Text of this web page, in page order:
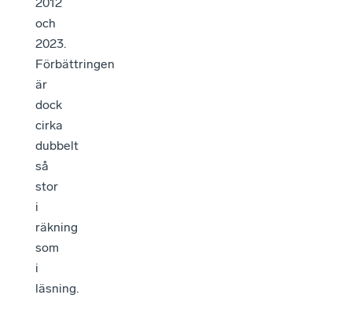
2012
och
2023.
Förbättringen
är
dock
cirka
dubbelt
så
stor
i
räkning
som
i
läsning.